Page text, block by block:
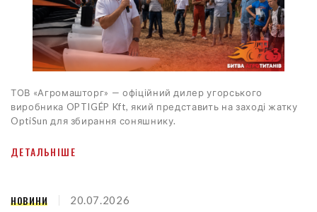
ТОВ «Агромашторг» — офіційний дилер угорського
виробника OPTIGÉP Kft, який представить на заході жатку
OptiSun для збирання соняшнику.
ДЕТАЛЬНІШЕ
НОВИНИ 20.07.2026